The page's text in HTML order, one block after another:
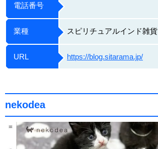
電話番号
業種 スピリチュアルインド雑貨
URL https://blog.sitarama.jp/
nekodea